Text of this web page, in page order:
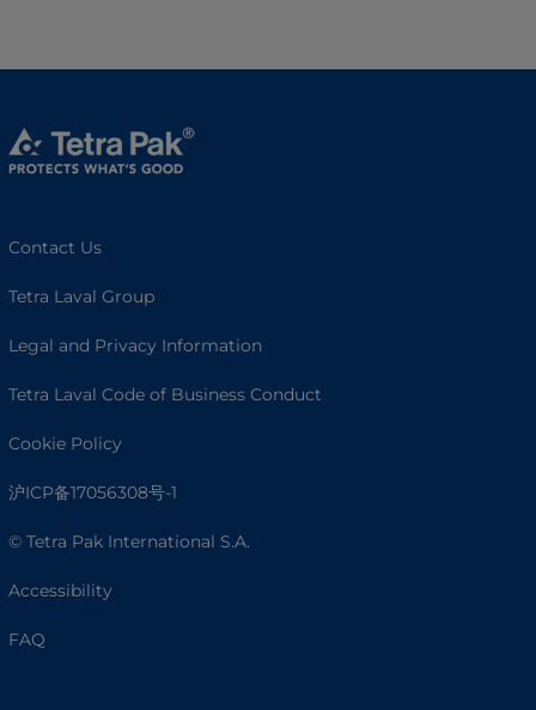
Contact Us
Tetra Laval Group
Legal and Privacy Information
Tetra Laval Code of Business Conduct
Cookie Policy
沪ICP备17056308号-1
© Tetra Pak International S.A.
Accessibility
FAQ